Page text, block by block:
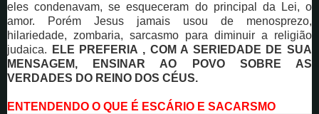
eles condenavam, se esqueceram do principal da Lei, o
amor. Porém Jesus jamais usou de menosprezo,
hilariedade, zombaria, sarcasmo para diminuir a religião
judaica.
ELE PREFERIA , COM A SERIEDADE DE SUA
MENSAGEM, ENSINAR AO POVO SOBRE AS
VERDADES DO REINO DOS CÉUS.
ENTENDENDO O QUE É ESCÁRIO E SACARSMO